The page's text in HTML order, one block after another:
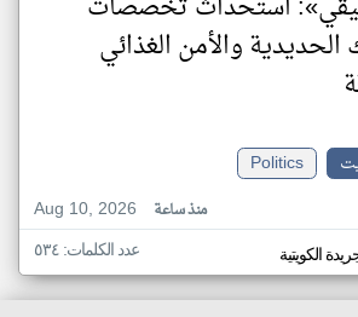
الحديدية والأمن الغذائي
Politics
Aug 10, 2026
منذ ساعة
الكويتية عدد الكلمات: ٥٣٤